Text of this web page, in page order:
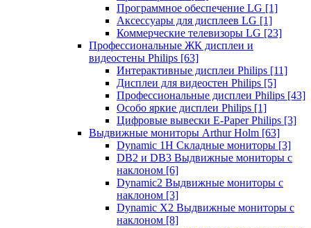
Программное обеспечение LG [1]
Аксессуары для дисплеев LG [1]
Коммерческие телевизоры LG [23]
Профессиональные ЖК дисплеи и
видеостены Philips [63]
Интерактивные дисплеи Philips [11]
Дисплеи для видеостен Philips [5]
Профессиональные дисплеи Philips [43]
Особо яркие дисплеи Philips [1]
Цифровые вывески E-Paper Philips [3]
Выдвижные мониторы Arthur Holm [63]
Dynamic 1Н Складные мониторы [3]
DB2 и DB3 Выдвижные мониторы с
наклоном [6]
Dynamic2 Выдвижные мониторы с
наклоном [3]
Dynamic X2 Выдвижные мониторы с
наклоном [8]